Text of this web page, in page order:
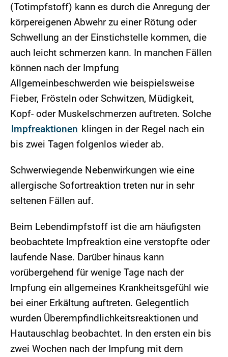
(Totimpfstoff) kann es durch die Anregung der
körpereigenen Abwehr zu einer Rötung oder
Schwellung an der Einstichstelle kommen, die
auch leicht schmerzen kann. In manchen Fällen
können nach der Impfung
Allgemeinbeschwerden wie beispielsweise
Fieber, Frösteln oder Schwitzen, Müdigkeit,
Kopf- oder Muskelschmerzen auftreten. Solche
Impfreaktionen klingen in der Regel nach ein
bis zwei Tagen folgenlos wieder ab.
Schwerwiegende Nebenwirkungen wie eine
allergische Sofortreaktion treten nur in sehr
seltenen Fällen auf.
Beim Lebendimpfstoff ist die am häufigsten
beobachtete Impfreaktion eine verstopfte oder
laufende Nase. Darüber hinaus kann
vorübergehend für wenige Tage nach der
Impfung ein allgemeines Krankheitsgefühl wie
bei einer Erkältung auftreten. Gelegentlich
wurden Überempfindlichkeitsreaktionen und
Hautauschlag beobachtet. In den ersten ein bis
zwei Wochen nach der Impfung mit dem